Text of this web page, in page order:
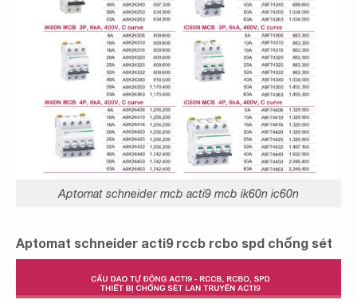
Aptomat schneider mcb acti9 mcb ik60n ic60n
Aptomat schneider acti9 rccb rcbo spd chống sét